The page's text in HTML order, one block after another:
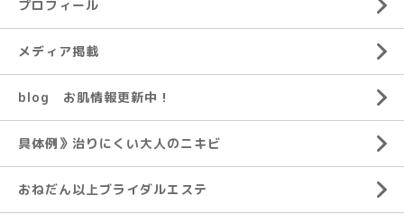
プロフィール
メディア掲載
blog お肌情報更新中！
具体例》治りにくい大人のニキビ
おねだん以上ブライダルエステ